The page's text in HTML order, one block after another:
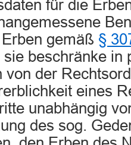
für die
gemäß §
sie beschränke in
von der
eines
unabhängig
des sog.